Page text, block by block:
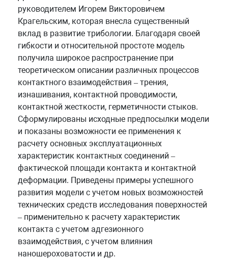
руководителем Игорем Викторовичем
Крагельским, которая внесла существенный
вклад в развитие трибологии. Благодаря своей
гибкости и относительной простоте модель
получила широкое распространение при
теоретическом описании различных процессов
контактного взаимодействия – трения,
изнашивания, контактной проводимости,
контактной жесткости, герметичности стыков.
Сформулированы исходные предпосылки модели
и показаны возможности ее применения к
расчету основных эксплуатационных
характеристик контактных соединений –
фактической площади контакта и контактной
деформации. Приведены примеры успешного
развития модели с учетом новых возможностей
технических средств исследования поверхностей
– применительно к расчету характеристик
контакта с учетом адгезионного
взаимодействия, с учетом влияния
наношероховатости и др.